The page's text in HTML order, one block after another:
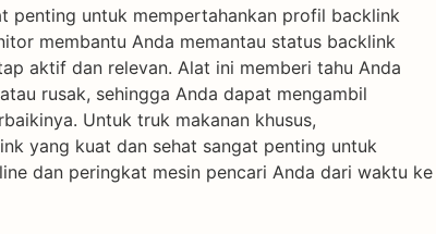
penting untuk mempertahankan profil backlink
membantu Anda memantau status backlink
aktif dan relevan. Alat ini memberi tahu Anda
rusak, sehingga Anda dapat mengambil
Untuk truk makanan khusus,
yang kuat dan sehat sangat penting untuk
dan peringkat mesin pencari Anda dari waktu ke